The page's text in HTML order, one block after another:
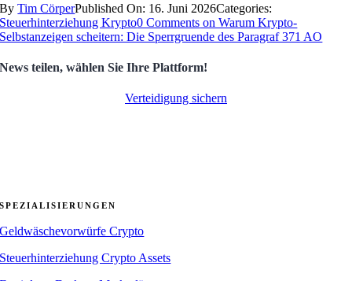
ByTim CörperPublished On: 16. Juni 2026Categories:
Steuerhinterziehung Krypto0 Comments on Warum Krypto-
Selbstanzeigen scheitern: Die Sperrgruende des Paragraf 371 AO
News teilen, wählen Sie Ihre Plattform!
Verteidigung sichern
SPEZIALISIERUNGEN
Geldwäschevorwürfe Crypto
Steuerhinterziehung Crypto Assets